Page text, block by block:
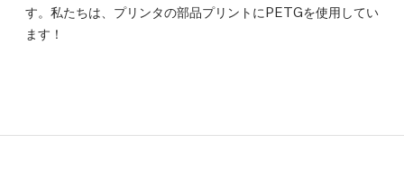
す。私たちは、プリンタの部品プリントにPETGを使用してい
ます！